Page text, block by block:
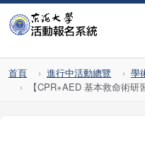
首頁 進行中活動總覽
學
【CPR+AED 基本救命術